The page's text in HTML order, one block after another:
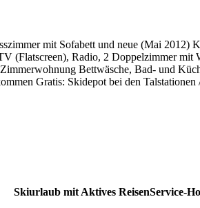
mit Sofabett und neue (Mai 2012)
(Flatscreen), Radio, 2 Doppelzimmer
Bettwäsche, Bad- und
Gratis: Skidepot bei den
Skiurlaub mit Aktives ReisenService-